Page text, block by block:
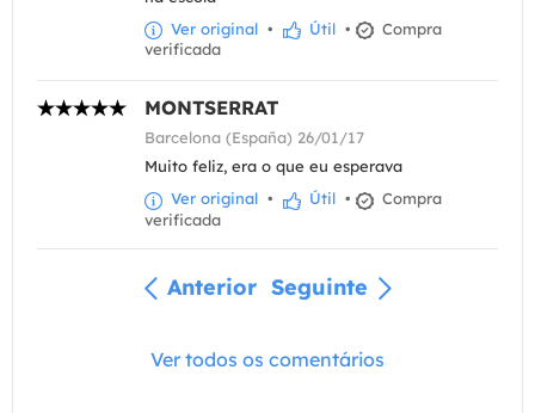
Ver original • Útil •
Compra
verificada
MONTSERRAT
Barcelona (España) 26/01/17
Muito feliz, era o que eu esperava
Ver original • Útil •
Compra
verificada
Anterior Seguinte
Ver todos os comentários